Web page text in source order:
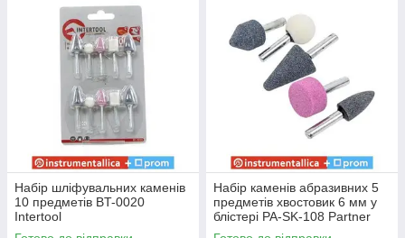
Набір шліфувальних каменів
10 предметів BT-0020
Intertool
Набір каменів абразивних 5
предметів хвостовик 6 мм у
блістері PA-SK-108 Partner